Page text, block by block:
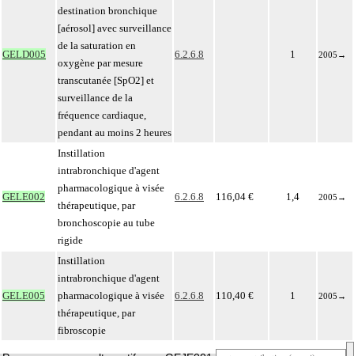
GELD005
destination bronchique
[aérosol] avec surveillance
de la saturation en
oxygène par mesure
transcutanée [SpO2] et
surveillance de la
fréquence cardiaque,
pendant au moins 2 heures
6.2.6.8 1 2005 →
GELE002
Instillation
intrabronchique d'agent
pharmacologique à visée
thérapeutique, par
bronchoscopie au tube
rigide
6.2.6.8 116,04 € 1,4 2005 →
GELE005
Instillation
intrabronchique d'agent
pharmacologique à visée
thérapeutique, par
fibroscopie
6.2.6.8 110,40 € 1 2005 →